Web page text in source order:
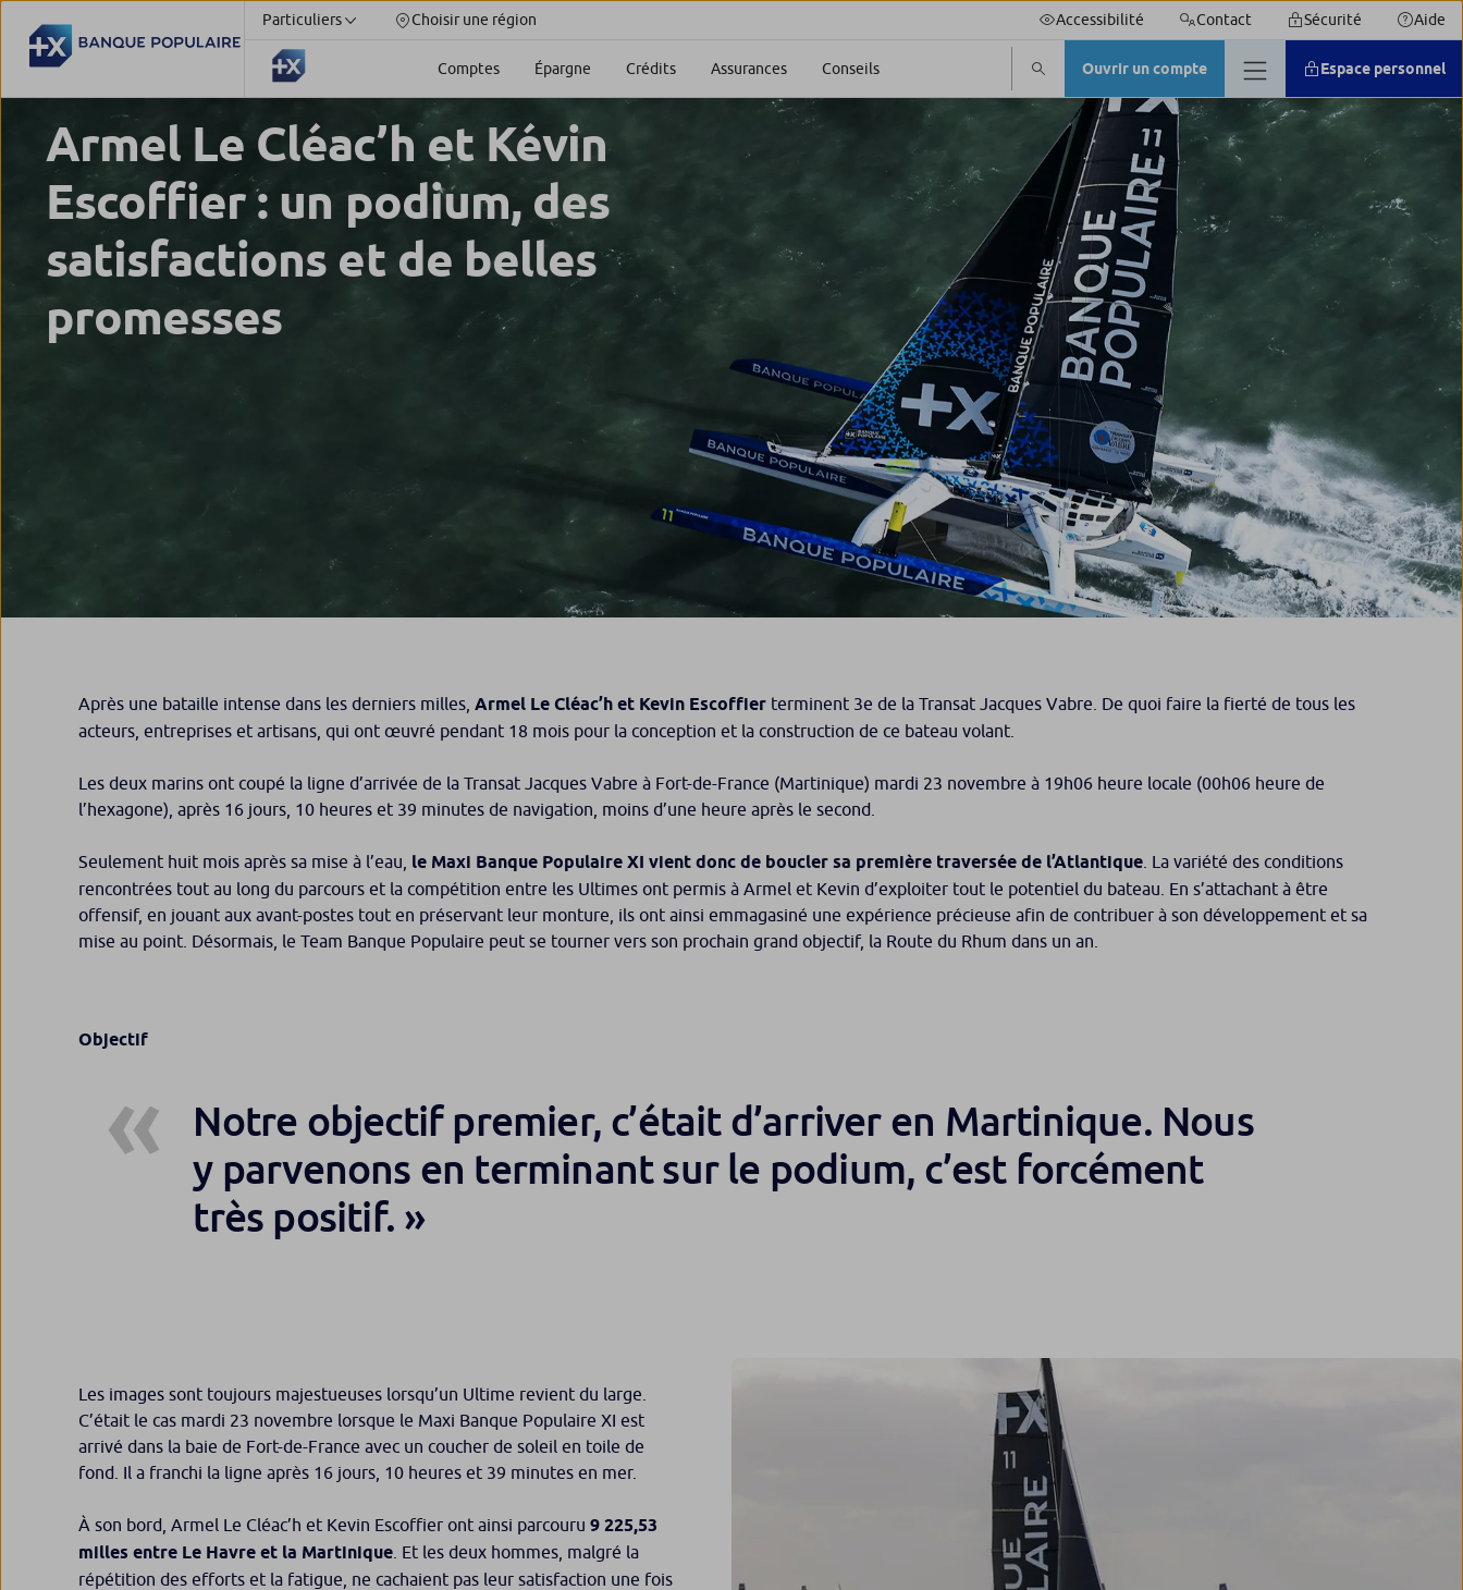
Particuliers Choisir une région Accessibilité Contact Sécurité Aide
Comptes Épargne Crédits Assurances Conseils Ouvrir un compte Espace personnel
Armel Le Cléac’h et Kévin
Escoffier : un podium, des
satisfactions et de belles
promesses
Après une bataille intense dans les derniers milles, Armel Le Cléac’h et Kevin Escoffier terminent 3e de la Transat Jacques Vabre. De quoi faire la fierté de tous les
acteurs, entreprises et artisans, qui ont œuvré pendant 18 mois pour la conception et la construction de ce bateau volant.
Les deux marins ont coupé la ligne d’arrivée de la Transat Jacques Vabre à Fort-de-France (Martinique) mardi 23 novembre à 19h06 heure locale (00h06 heure de
l’hexagone), après 16 jours, 10 heures et 39 minutes de navigation, moins d’une heure après le second.
Seulement huit mois après sa mise à l’eau, le Maxi Banque Populaire XI vient donc de boucler sa première traversée de l’Atlantique . La variété des conditions
rencontrées tout au long du parcours et la compétition entre les Ultimes ont permis à Armel et Kevin d’exploiter tout le potentiel du bateau. En s’attachant à être
offensif, en jouant aux avant-postes tout en préservant leur monture, ils ont ainsi emmagasiné une expérience précieuse afin de contribuer à son développement et sa
mise au point. Désormais, le Team Banque Populaire peut se tourner vers son prochain grand objectif, la Route du Rhum dans un an.
Objectif
Notre objectif premier, c’était d’arriver en Martinique. Nous
y parvenons en terminant sur le podium, c’est forcément
très positif.
Les images sont toujours majestueuses lorsqu’un Ultime revient du large.
C’était le cas mardi 23 novembre lorsque le Maxi Banque Populaire XI est
arrivé dans la baie de Fort-de-France avec un coucher de soleil en toile de
fond. Il a franchi la ligne après 16 jours, 10 heures et 39 minutes en mer.
À son bord, Armel Le Cléac’h et Kevin Escoffier ont ainsi parcouru 9 225,53
milles entre Le Havre et la Martinique . Et les deux hommes, malgré la
répétition des efforts et la fatigue, ne cachaient pas leur satisfaction une fois